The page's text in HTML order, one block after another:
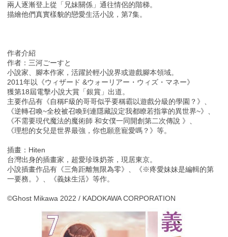
兩人逐漸登上從「兄妹關係」通往情侶的階梯。
描繪他們真實樣貌的戀愛生活小說，第7集。
作者介紹
作者：三河ごーすと
小說家、腳本作家，活躍於輕小說界或遊戲腳本領域。
2011年以《ウィザード &ウォーリアー・ウィズ・マネー》
獲第18屆電擊小說大賞「銀賞」出道。
主要作品有《自稱F級的哥哥似乎要稱霸以遊戲分級的學園？》、
《逆轉召喚~全校被召喚到連隱藏設定我都瞭若指掌的異世界~》、
《不需要現代魔法的魔術師 和女僕一同開創第二次傳說 》、
《理想的女兒是世界最強，你也願意寵愛嗎？》等。
插畫：Hiten
台灣出身的插畫家，超愛珍珠奶茶，現居東京。
小說插畫作品有《三角距離無限為零》、《※疼愛妹妹是編輯的第
一要務。》、《義妹生活》等作。
©Ghost Mikawa 2022 / KADOKAWA CORPORATION